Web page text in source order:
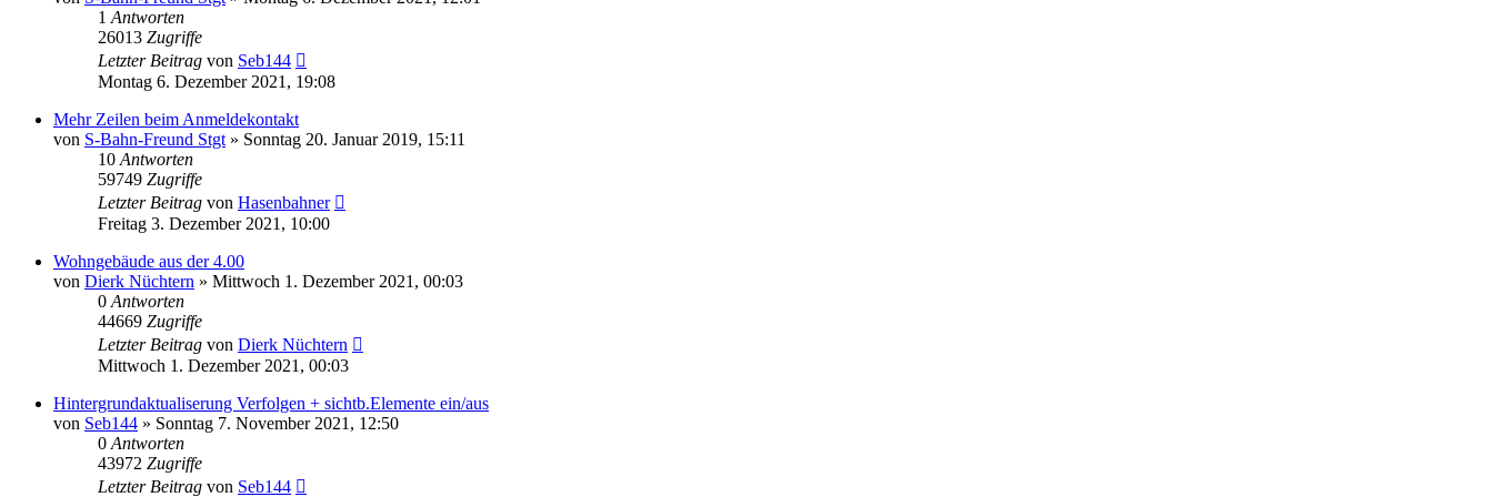
1 Antworten
26013 Zugriffe
Letzter Beitrag von Seb144
Montag 6. Dezember 2021, 19:08
Mehr Zeilen beim Anmeldekontakt
von S-Bahn-Freund Stgt » Sonntag 20. Januar 2019, 15:11
10 Antworten
59749 Zugriffe
Letzter Beitrag von Hasenbahner
Freitag 3. Dezember 2021, 10:00
Wohngebäude aus der 4.00
von Dierk Nüchtern » Mittwoch 1. Dezember 2021, 00:03
0 Antworten
44669 Zugriffe
Letzter Beitrag von Dierk Nüchtern
Mittwoch 1. Dezember 2021, 00:03
Hintergrundaktualiserung Verfolgen + sichtb.Elemente ein/aus
von Seb144 » Sonntag 7. November 2021, 12:50
0 Antworten
43972 Zugriffe
Letzter Beitrag von Seb144